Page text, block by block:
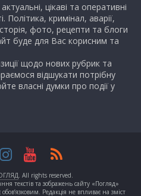
цікаві та оперативні
кримінал, аварії,
фото, рецепти та блоги
буде для Вас корисним та
щодо нових рубрик та
відшукати потрібну
власні думки про події у
. All rights reserved.
текстів та зображень сайту «Погляд»
Редакція не впливає на зміст